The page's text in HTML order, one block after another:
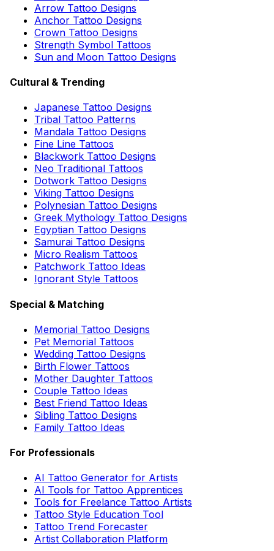
Arrow Tattoo Designs
Anchor Tattoo Designs
Crown Tattoo Designs
Strength Symbol Tattoos
Sun and Moon Tattoo Designs
Cultural & Trending
Japanese Tattoo Designs
Tribal Tattoo Patterns
Mandala Tattoo Designs
Fine Line Tattoos
Blackwork Tattoo Designs
Neo Traditional Tattoos
Dotwork Tattoo Designs
Viking Tattoo Designs
Polynesian Tattoo Designs
Greek Mythology Tattoo Designs
Egyptian Tattoo Designs
Samurai Tattoo Designs
Micro Realism Tattoos
Patchwork Tattoo Ideas
Ignorant Style Tattoos
Special & Matching
Memorial Tattoo Designs
Pet Memorial Tattoos
Wedding Tattoo Designs
Birth Flower Tattoos
Mother Daughter Tattoos
Couple Tattoo Ideas
Best Friend Tattoo Ideas
Sibling Tattoo Designs
Family Tattoo Ideas
For Professionals
AI Tattoo Generator for Artists
AI Tools for Tattoo Apprentices
Tools for Freelance Tattoo Artists
Tattoo Style Education Tool
Tattoo Trend Forecaster
Artist Collaboration Platform